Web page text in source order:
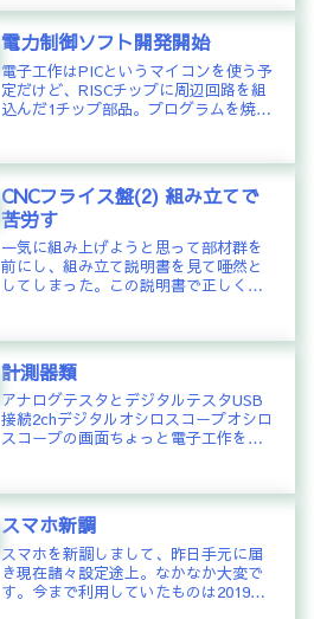
ったので自分たちにリスクはない条件
だった。今回は、基板とケー...
電力制御ソフト開発開始
電子工作はPICというマイコンを使う予
定だけど、RISCチップに周辺回路を組
込んだ1チップ部品。プログラムを焼込
て、色々な種類がある。こいつに、プ
ログラムを焼込むツールがPI...
CNCフライス盤(2) 組み立てで
苦労す
一気に組み上げようと思って部材群を
前にし、組み立て説明書を見て唖然と
してしまった。この説明書で正しく組
しく止めるということらしい。これ
は、ミルと削る部材の距離は精度高く
等距...
計測器類
アナログテスタとデジタルテスタUSB
接続2chデジタルオシロスコープオシロ
スコープの画面ちょっと電子工作をし
が多いので、テスターぐらいは持って
いる人も多いと思う。私も、かれ...
スマホ新調
スマホを新調しまして、昨日手元に届
き現在諸々設定途上。なかなか大変で
す。今まで利用していたものは2019年